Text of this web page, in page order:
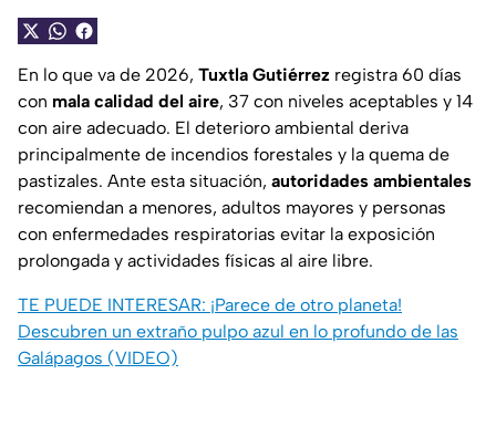
En lo que va de 2026, Tuxtla Gutiérrez registra 60 días
con mala calidad del aire, 37 con niveles aceptables y 14
con aire adecuado. El deterioro ambiental deriva
principalmente de incendios forestales y la quema de
pastizales. Ante esta situación, autoridades ambientales
recomiendan a menores, adultos mayores y personas
con enfermedades respiratorias evitar la exposición
prolongada y actividades físicas al aire libre.
TE PUEDE INTERESAR: ¡Parece de otro planeta!
Descubren un extraño pulpo azul en lo profundo de las
Galápagos (VIDEO)